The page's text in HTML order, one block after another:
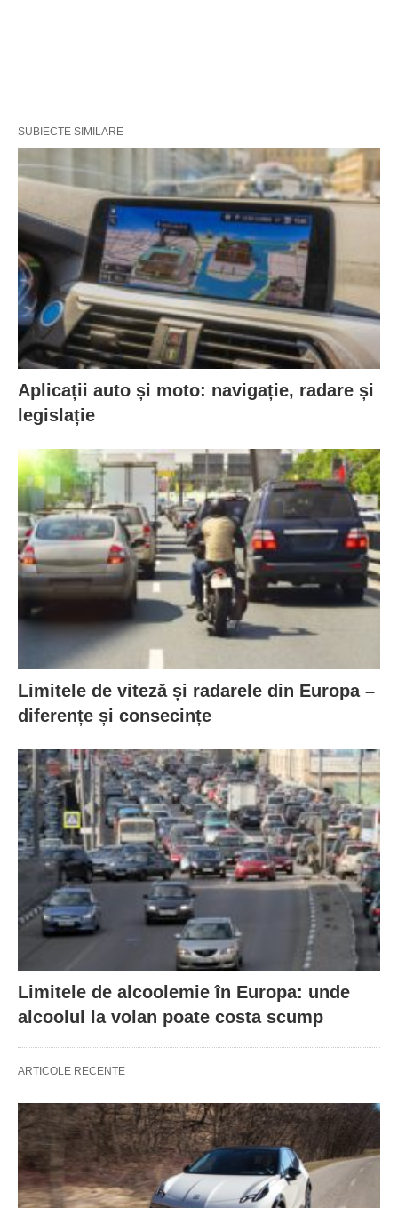
SUBIECTE SIMILARE
Aplicații auto și moto: navigație, radare și
legislație
Limitele de viteză și radarele din Europa –
diferențe și consecințe
Limitele de alcoolemie în Europa: unde
alcoolul la volan poate costa scump
ARTICOLE RECENTE